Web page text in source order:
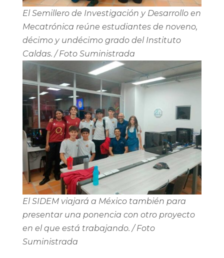
El Semillero de Investigación y Desarrollo en
Mecatrónica reúne estudiantes de noveno,
décimo y undécimo grado del Instituto
Caldas. / Foto Suministrada
El SIDEM viajará a México también para
presentar una ponencia con otro proyecto
en el que está trabajando. / Foto
Suministrada